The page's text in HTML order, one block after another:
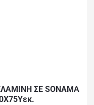
ΣΕ SONAMA